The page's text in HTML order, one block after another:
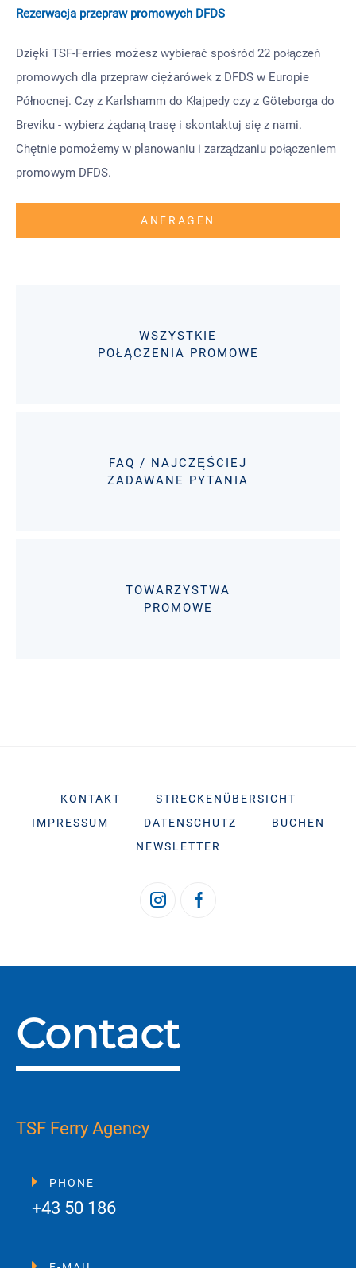
Rezerwacja przepraw promowych DFDS
Dzięki TSF-Ferries możesz wybierać spośród 22 połączeń
promowych dla przepraw ciężarówek z DFDS w Europie
Północnej. Czy z Karlshamm do Kłajpedy czy z Göteborga do
Breviku - wybierz żądaną trasę i skontaktuj się z nami.
Chętnie pomożemy w planowaniu i zarządzaniu połączeniem
promowym DFDS.
ANFRAGEN
WSZYSTKIE
POŁĄCZENIA PROMOWE
FAQ / NAJCZĘŚCIEJ
ZADAWANE PYTANIA
TOWARZYSTWA
PROMOWE
KONTAKT
STRECKENÜBERSICHT
IMPRESSUM
DATENSCHUTZ
BUCHEN
NEWSLETTER
Contact
TSF Ferry Agency
PHONE
+43 50 186